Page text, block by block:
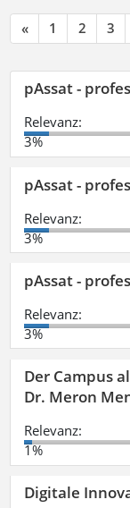
« 1 2 3
pAssat -
Relevanz:
3%
pAssat -
Relevanz:
3%
pAssat -
Relevanz:
3%
Der Campus
Dr. Meron
Relevanz:
1%
Digitale